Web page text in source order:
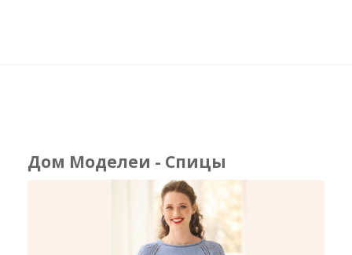
Дом Моделеи - Спицы